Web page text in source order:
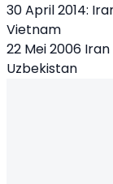
30 April 2014:
Vietnam
22 Mei 2006
Uzbekistan